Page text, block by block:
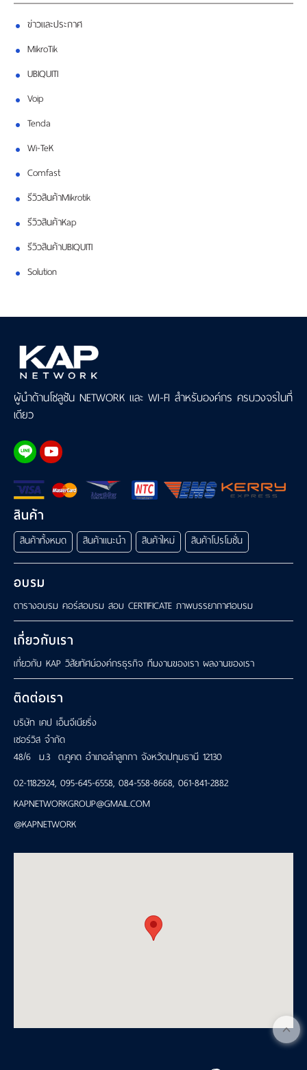
ข่าวและประกาศ
MikroTik
UBIQUITI
Voip
Tenda
Wi-TeK
Comfast
รีวิวสินค้าMikrotik
รีวิวสินค้าKap
รีวิวสินค้าUBIQUITI
Solution
ผู้นำด้านโซลูชัน NETWORK และ WI-FI สำหรับองค์กร ครบวงจรในที่
เดียว
สินค้า
สินค้าทั้งหมด สินค้าแนะนำ สินค้าใหม่ สินค้าโปรโมชั่น
อบรม
ตารางอบรม คอร์สอบรม สอบ CERTIFICATE ภาพบรรยากาศอบรม
เกี่ยวกับเรา
เกี่ยวกับ KAP วิสัยทัศน์องค์กรธุรกิจ ทีมงานของเรา ผลงานของเรา
ติดต่อเรา
บริษัท เคป เอ็นจีเนียริ่ง
เซอร์วิส จำกัด
48/6 ม.3 ต.คูคต อำเภอลำลูกกา จังหวัดปทุมธานี 12130
02-1182924, 095-645-6558, 084-558-8668, 061-841-2882
KAPNETWORKGROUP@GMAIL.COM
@KAPNETWORK